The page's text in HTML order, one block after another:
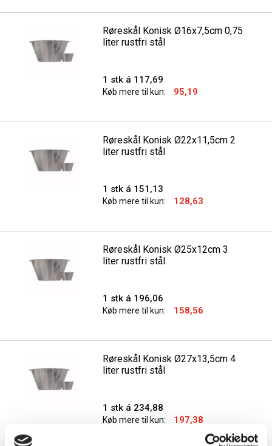
Røreskål Konisk Ø16x7,5cm 0,75
liter rustfri stål
1 stk á 117,69
Køb mere til kun: 95,19
Røreskål Konisk Ø22x11,5cm 2
liter rustfri stål
1 stk á 151,13
Køb mere til kun: 128,63
Røreskål Konisk Ø25x12cm 3
liter rustfri stål
1 stk á 196,06
Køb mere til kun: 158,56
Røreskål Konisk Ø27x13,5cm 4
liter rustfri stål
1 stk á 234,88
Køb mere til kun: 197,38